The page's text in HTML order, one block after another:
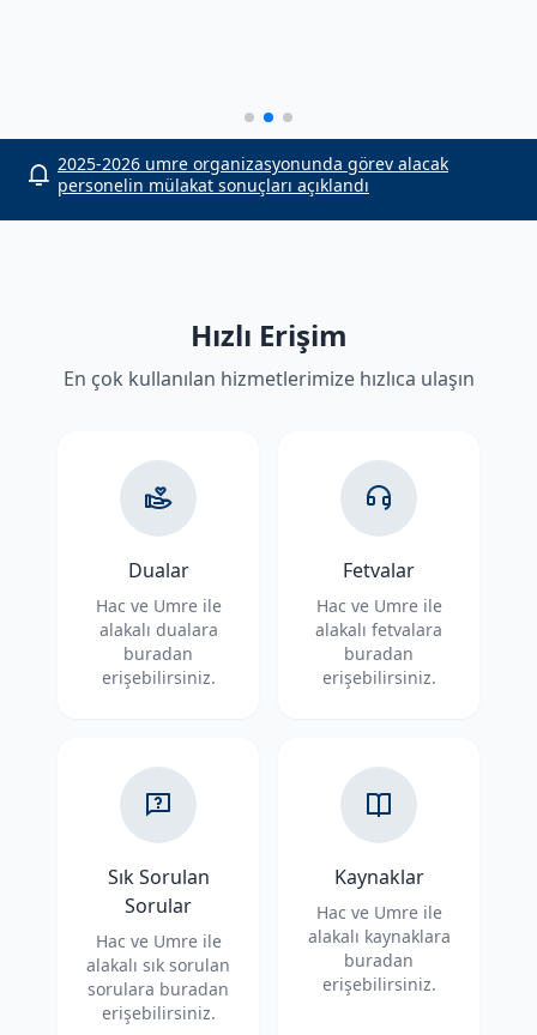
2025-2026 umre organizasyonunda görev alacak
personelin mülakat sonuçları açıklandı
Hızlı Erişim
En çok kullanılan hizmetlerimize hızlıca ulaşın
Dualar
Hac ve Umre ile
alakalı dualara
buradan
erişebilirsiniz.
Fetvalar
Hac ve Umre ile
alakalı fetvalara
buradan
erişebilirsiniz.
Sık Sorulan
Sorular
Hac ve Umre ile
alakalı sık sorulan
sorulara buradan
erişebilirsiniz.
Kaynaklar
Hac ve Umre ile
alakalı kaynaklara
buradan
erişebilirsiniz.